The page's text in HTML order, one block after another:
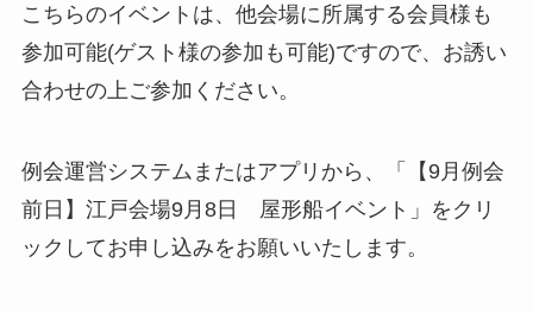
こちらのイベントは、他会場に所属する会員様も
参加可能(ゲスト様の参加も可能)ですので、お誘い
合わせの上ご参加ください。
例会運営システムまたはアプリから、「【9月例会
前日】江戸会場9月8日 屋形船イベント」をクリ
ックしてお申し込みをお願いいたします。